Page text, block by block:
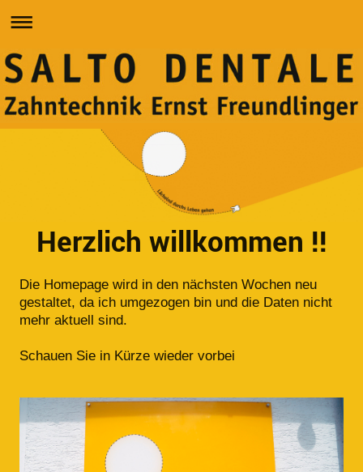
Herzlich willkommen !!
Die Homepage wird in den nächsten Wochen neu
gestaltet, da ich umgezogen bin und die Daten nicht
mehr aktuell sind.
Schauen Sie in Kürze wieder vorbei